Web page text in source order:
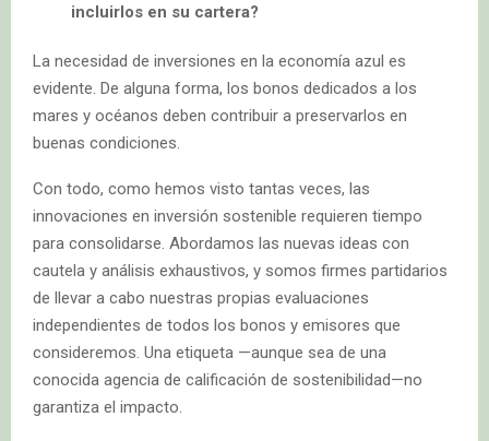
incluirlos en su cartera?
La necesidad de inversiones en la economía azul es
evidente. De alguna forma, los bonos dedicados a los
mares y océanos deben contribuir a preservarlos en
buenas condiciones.
Con todo, como hemos visto tantas veces, las
innovaciones en inversión sostenible requieren tiempo
para consolidarse. Abordamos las nuevas ideas con
cautela y análisis exhaustivos, y somos firmes partidarios
de llevar a cabo nuestras propias evaluaciones
independientes de todos los bonos y emisores que
consideremos. Una etiqueta —aunque sea de una
conocida agencia de calificación de sostenibilidad—no
garantiza el impacto.